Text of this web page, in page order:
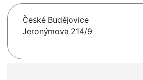
České Budějovice
Jeronýmova 214/9